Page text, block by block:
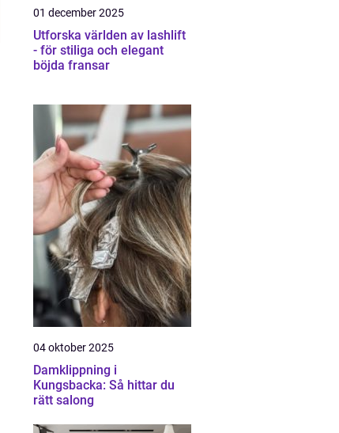
01 december 2025
Utforska världen av lashlift
- för stiliga och elegant
böjda fransar
04 oktober 2025
Damklippning i
Kungsbacka: Så hittar du
rätt salong